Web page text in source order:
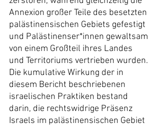
Annexion großer Teile des besetzten
palästinensischen Gebiets gefestigt
und Palästinenser*innen gewaltsam
von einem Großteil ihres Landes
und Territoriums vertrieben wurden.
Die kumulative Wirkung der in
diesem Bericht beschriebenen
israelischen Praktiken bestand
darin, die rechtswidrige Präsenz
Israels im palästinensischen Gebiet